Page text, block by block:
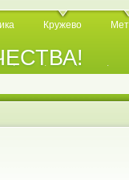
Кружево
. . . .